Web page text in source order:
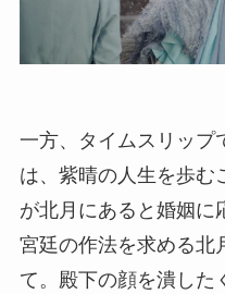
一方、タイムスリップ
は、紫晴の人生を歩む
が北月にあると婚姻に
宮廷の作法を求める北
て。殿下の顔を潰した